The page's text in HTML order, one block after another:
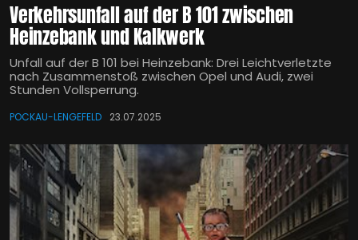
Verkehrsunfall auf der B 101 zwischen
Heinzebank und Kalkwerk
Unfall auf der B 101 bei Heinzebank: Drei Leichtverletzte
nach Zusammenstoß zwischen Opel und Audi, zwei
Stunden Vollsperrung.
POCKAU-LENGEFELD 23.07.2025